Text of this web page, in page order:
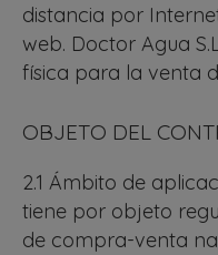
distancia por
web. Doctor Agua
física para la venta
OBJETO DEL
2.1 Ámbito de
tiene por objeto
de compra-venta